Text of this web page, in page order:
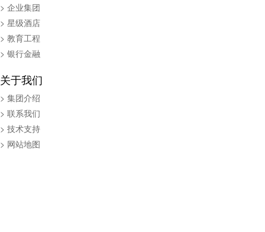
> 企业集团
> 星级酒店
> 教育工程
> 银行金融
关于我们
> 集团介绍
> 联系我们
> 技术支持
> 网站地图